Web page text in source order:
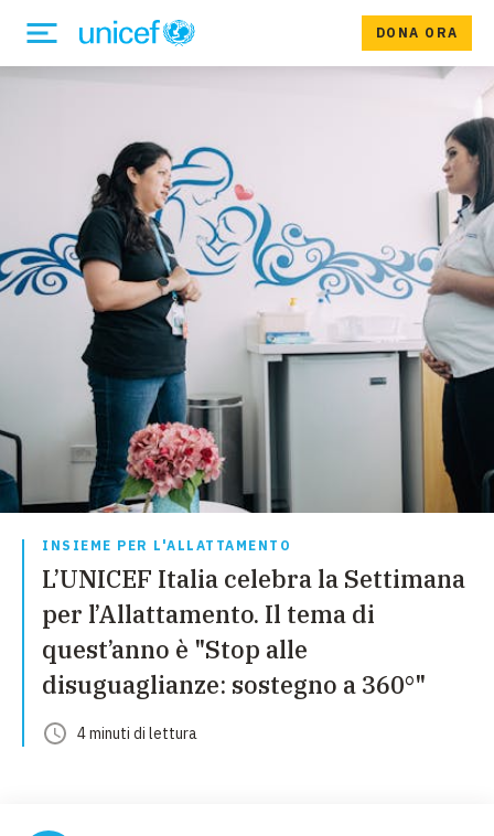
DONA ORA
INSIEME PER L'ALLATTAMENTO
L’UNICEF Italia celebra la Settimana
per l’Allattamento. Il tema di
quest’anno è "Stop alle
disuguaglianze: sostegno a 360°"
4minuti di lettura